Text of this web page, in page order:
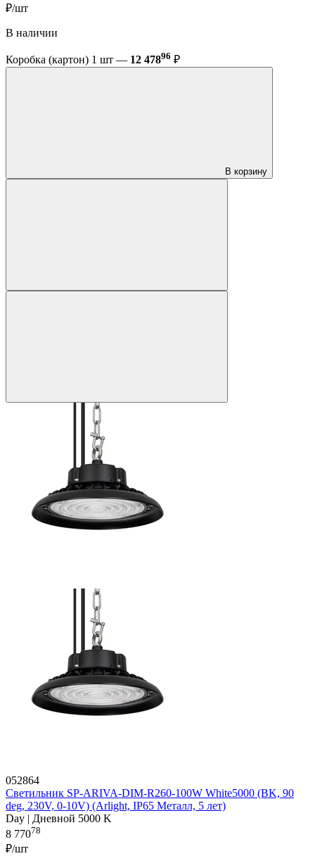
₽/шт
В наличии
Коробка (картон) 1 шт — 12 47896 ₽
В корзину
052864
Светильник SP-ARIVA-DIM-R260-100W White5000 (BK, 90
deg, 230V, 0-10V) (Arlight, IP65 Металл, 5 лет)
Day | Дневной 5000 K
8 77078
₽/шт